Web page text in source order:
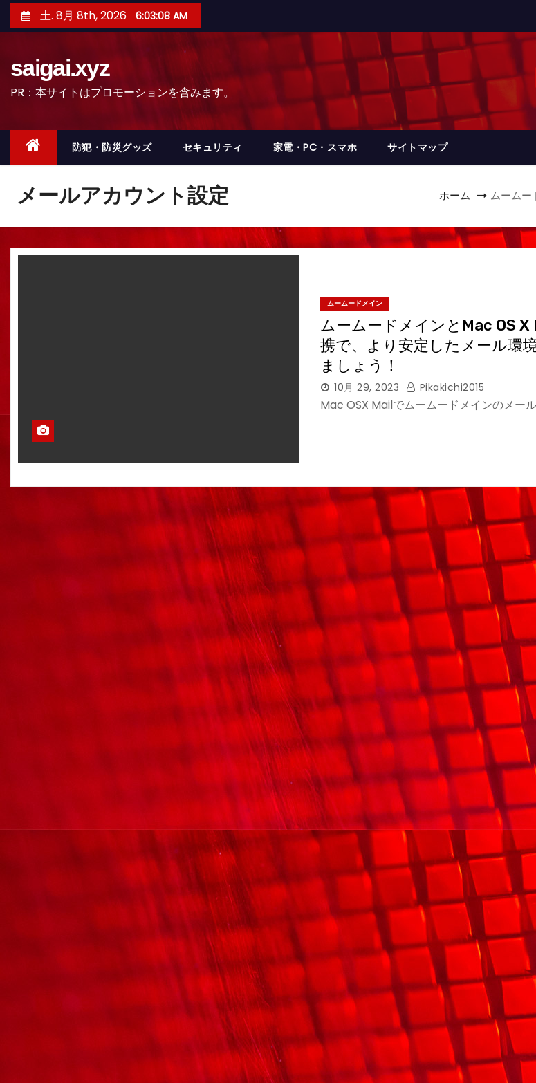
ン
ッ
土. 8月 8th, 2026 6:03:11 AM
saigai.xyz
PR：本サイトはプロモーションを含みます。
防犯・防災グッズ セキュリティ 家電・PC・スマホ サイトマップ
メールアカウント設定 ホーム ムームー
ムームードメイン
ムームードメインとMac OS X
携で、より安定したメール環
ましょう！
10月 29, 2023 Pikakichi2015
Mac OSX Mailでムームードメインのメー